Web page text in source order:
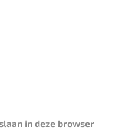
in deze browser